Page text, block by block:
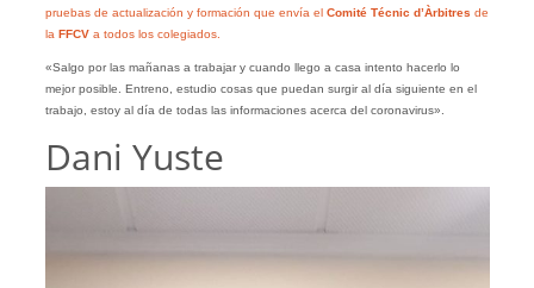
pruebas de actualización y formación que envía el Comité Técnic d’Àrbitres de
la FFCVa todos los colegiados.
«Salgo por las mañanas a trabajar y cuando llego a casa intento hacerlo lo
mejor posible. Entreno, estudio cosas que puedan surgir al día siguiente en el
trabajo, estoy al día de todas las informaciones acerca del coronavirus».
Dani Yuste